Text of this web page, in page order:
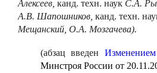
Алексеев, канд. техн. наук С.А.
А.В. Шапошников, канд. техн.
Мещанский, О.А. Мозгачева).
(абзац введен
Минстроя России от